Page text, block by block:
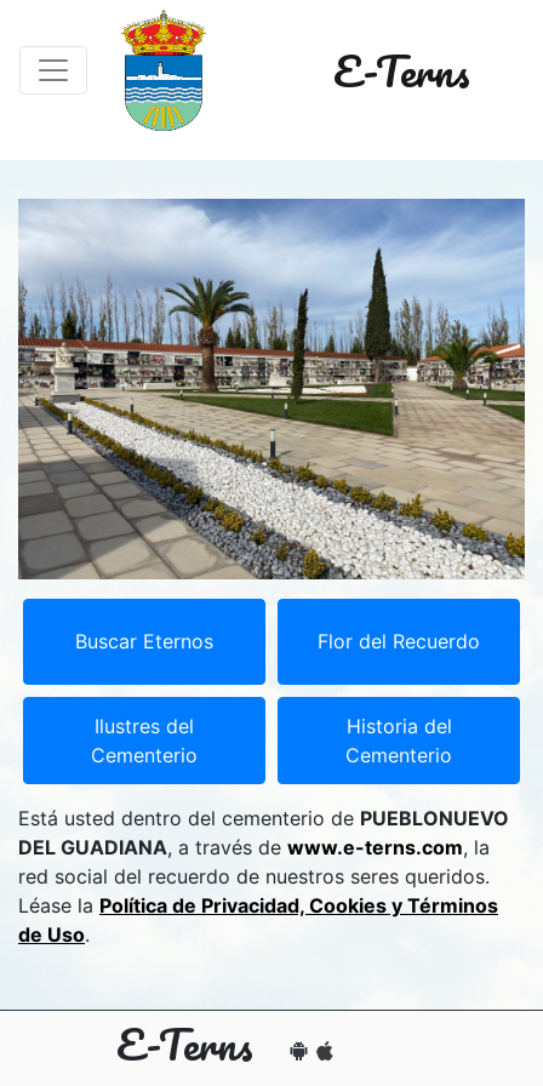
E-Terns
Buscar Eternos Flor del Recuerdo
Ilustres del
Cementerio
Historia del
Cementerio
Está usted dentro del cementerio de PUEBLONUEVO
DEL GUADIANA, a través de www.e-terns.com, la
red social del recuerdo de nuestros seres queridos.
Léase la Política de Privacidad, Cookies y Términos
de Uso.
E-Terns